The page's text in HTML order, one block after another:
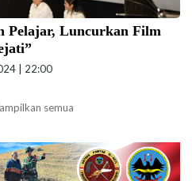
Pelajar, Luncurkan Film
| 22:00
semua